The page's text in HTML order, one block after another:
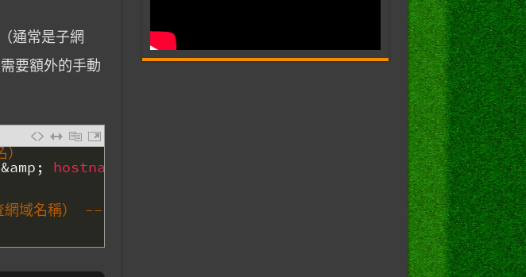
通常是子網
要額外的手動
）
&amp; hostname
網域名稱） -----